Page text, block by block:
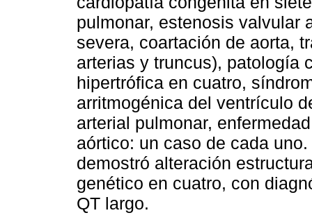
pulmonar, estenosis valvular
severa, coartación de aorta,
arterias y truncus), patología
hipertrófica en cuatro,
arritmogénica del ventrículo
arterial pulmonar,
aórtico: un caso de cada
demostró alteración
genético en cuatro, con
QT largo.